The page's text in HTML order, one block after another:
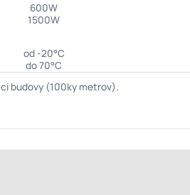
600W
1500W
od -20°C
do 70°C
budovy (100ky metrov).